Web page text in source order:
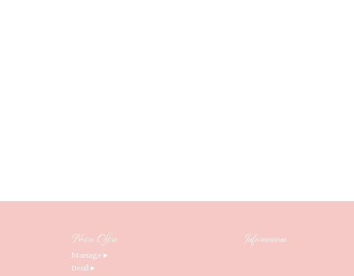
Notre Offre
Mariage ▸
Deuil ▸
Informations